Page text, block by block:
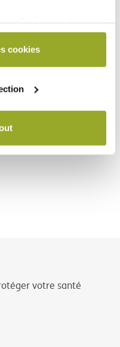
de bloquer et/ou de
notre
au bas de
cookies
votre santé